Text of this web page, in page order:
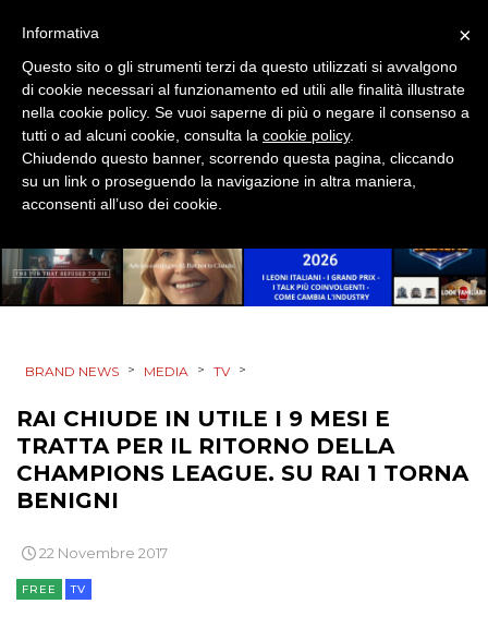
TREND
CASE HISTORY
OPINIONI
BRAND NEWS > MEDIA > TV >
RAI CHIUDE IN UTILE I 9 MESI E
TRATTA PER IL RITORNO DELLA
CHAMPIONS LEAGUE. SU RAI 1 TORNA
BENIGNI
22 Novembre 2017
FREE TV
×
Informativa
Questo sito o gli strumenti terzi da questo utilizzati si avvalgono
di cookie necessari al funzionamento ed utili alle finalità illustrate
nella cookie policy. Se vuoi saperne di più o negare il consenso a
tutti o ad alcuni cookie, consulta la cookie policy.
Chiudendo questo banner, scorrendo questa pagina, cliccando
su un link o proseguendo la navigazione in altra maniera,
acconsenti all’uso dei cookie.